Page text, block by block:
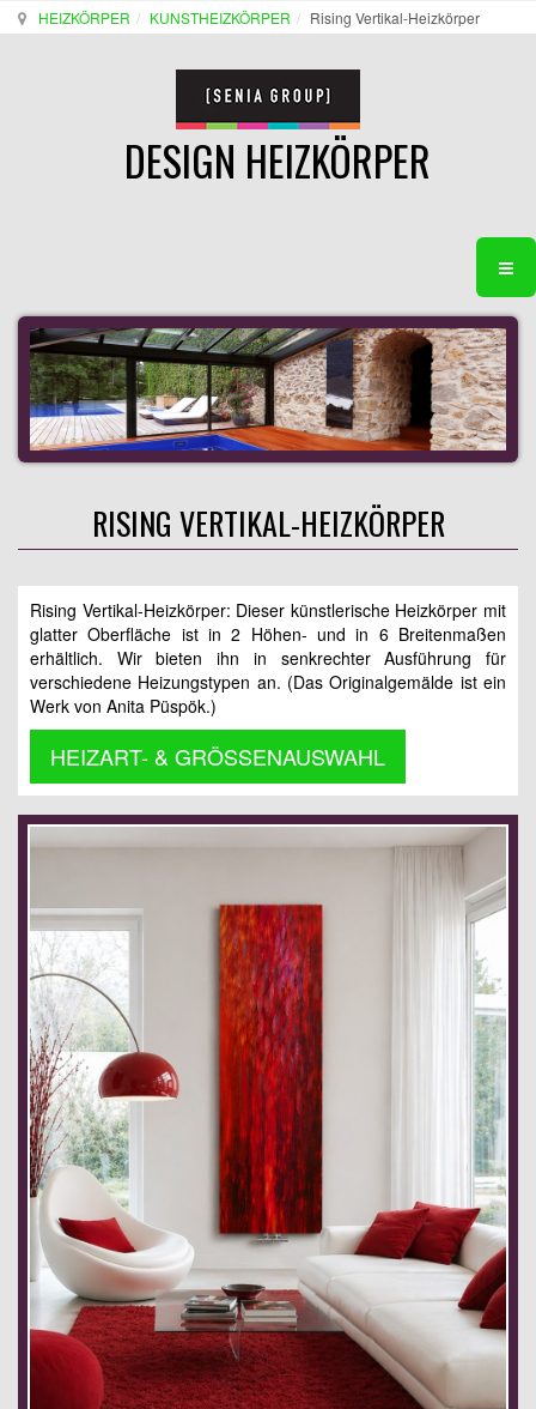
HEIZKÖRPER KUNSTHEIZKÖRPER Rising Vertikal-Heizkörper
DESIGN HEIZKÖRPER
RISING VERTIKAL-HEIZKÖRPER
Rising Vertikal-Heizkörper: Dieser künstlerische Heizkörper mit
glatter Oberfläche ist in 2 Höhen- und in 6 Breitenmaßen
erhältlich. Wir bieten ihn in senkrechter Ausführung für
verschiedene Heizungstypen an. (Das Originalgemälde ist ein
Werk von Anita Püspök.)
HEIZART- & GRÖSSENAUSWAHL